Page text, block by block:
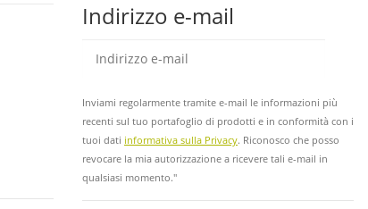
Indirizzo e-mail
Inviami regolarmente tramite e-mail le informazioni più
recenti sul tuo portafoglio di prodotti e in conformità con i
tuoi dati informativa sulla Privacy. Riconosco che posso
revocare la mia autorizzazione a ricevere tali e-mail in
qualsiasi momento."